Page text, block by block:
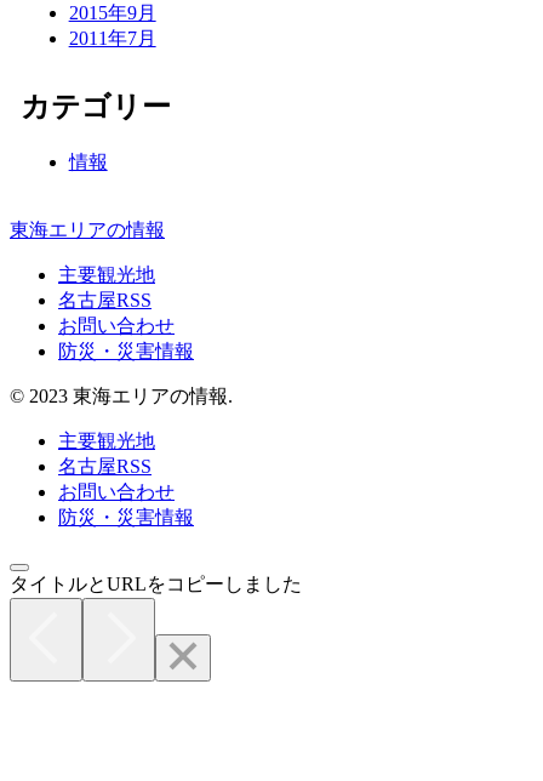
2015年9月
2011年7月
カテゴリー
情報
東海エリアの情報
主要観光地
名古屋RSS
お問い合わせ
防災・災害情報
© 2023 東海エリアの情報.
主要観光地
名古屋RSS
お問い合わせ
防災・災害情報
タイトルとURLをコピーしました